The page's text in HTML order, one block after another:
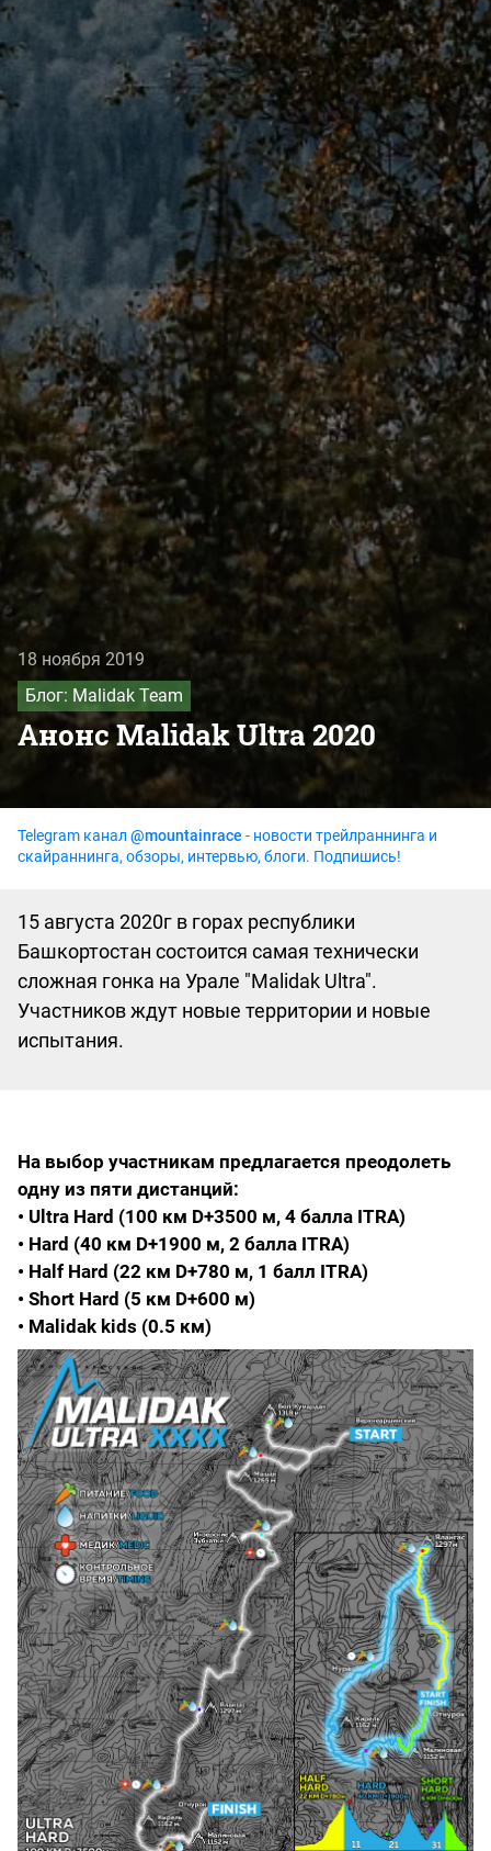
18 ноября 2019
Блог: Malidak Team
Анонс Malidak Ultra 2020
Telegram канал @mountainrace - новости трейлраннинга и
скайраннинга, обзоры, интервью, блоги. Подпишись!
15 августа 2020г в горах республики
Башкортостан состоится самая технически
сложная гонка на Урале "Malidak Ultra".
Участников ждут новые территории и новые
испытания.
На выбор участникам предлагается преодолеть
одну из пяти дистанций:
• Ultra Hard (100 км D+3500 м, 4 балла ITRA)
• Hard (40 км D+1900 м, 2 балла ITRA)
• Half Hard (22 км D+780 м, 1 балл ITRA)
• Short Hard (5 км D+600 м)
• Malidak kids (0.5 км)